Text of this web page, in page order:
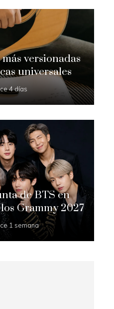
versionadas
universales
4 días
de BTS en
Grammy 2027
1 semana